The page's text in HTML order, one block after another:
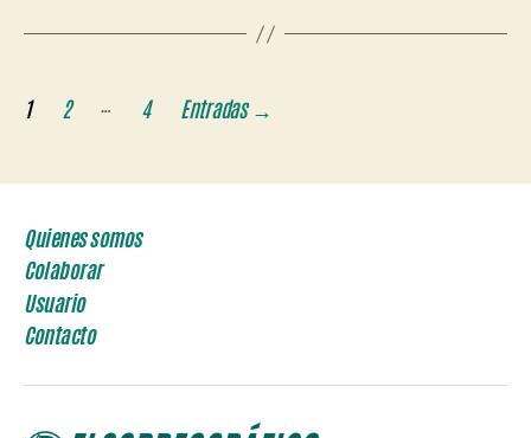
Paginación
de
entradas
1 2 4 Entradas→
Quienes somos
Colaborar
Usuario
Contacto